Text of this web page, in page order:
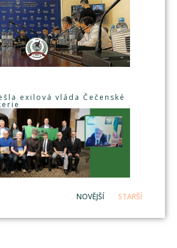
exilová vláda Čečenské
NOVĚJŠÍ STARŠÍ